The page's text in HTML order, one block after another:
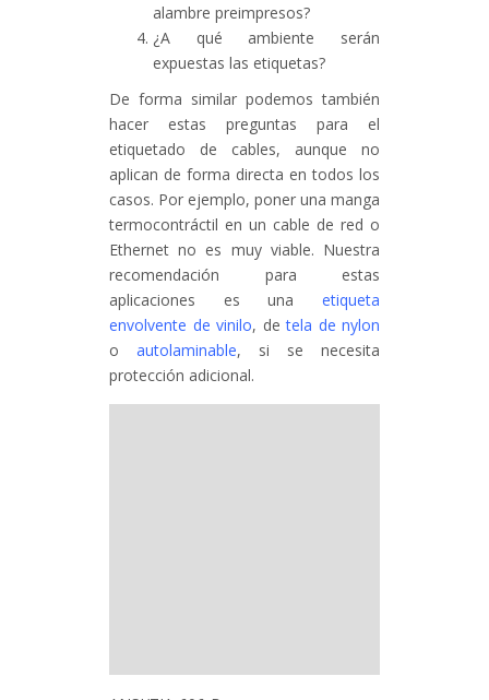
alambre preimpresos?
¿A qué ambiente serán
expuestas las etiquetas?
De forma similar podemos también
hacer estas preguntas para el
etiquetado de cables, aunque no
aplican de forma directa en todos los
casos. Por ejemplo, poner una manga
termocontráctil en un cable de red o
Ethernet no es muy viable. Nuestra
recomendación para estas
aplicaciones es una etiqueta
envolvente de vinilo, detela de nylon
o autolaminable, si se necesita
protección adicional.